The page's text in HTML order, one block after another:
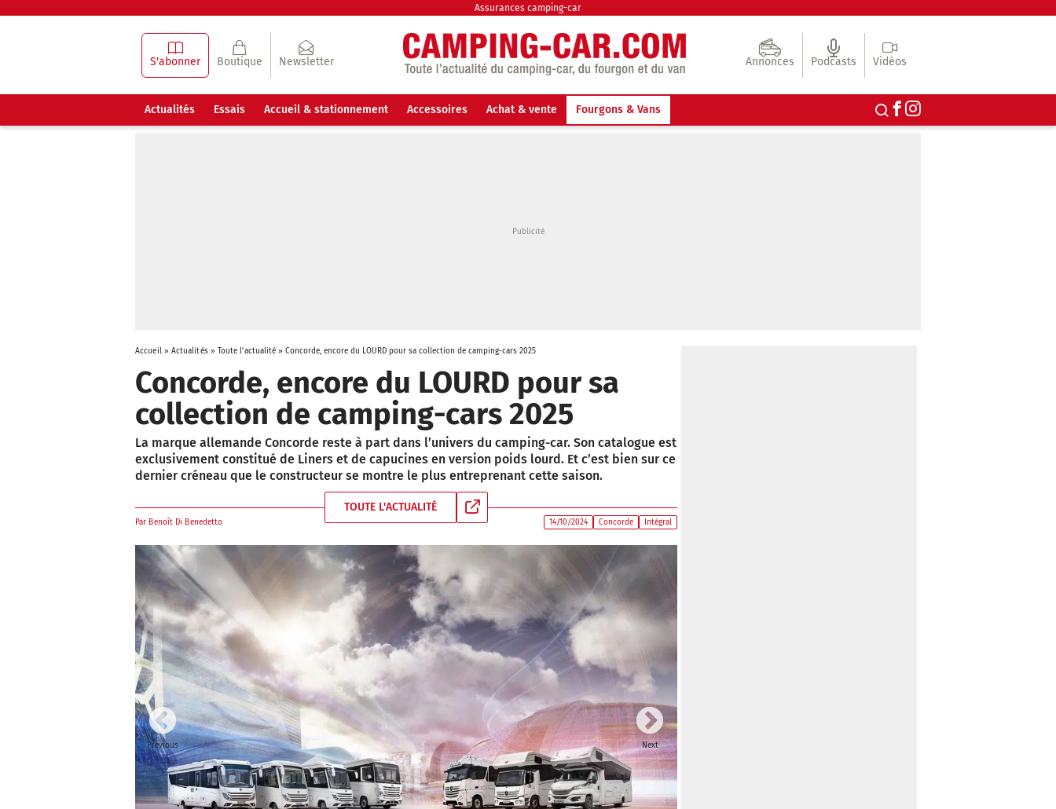
Assurances camping-car
S'abonner Boutique Newsletter Annonces Podcasts Vidéos
Actualités Essais Accueil & stationnement Accessoires Achat & vente Fourgons & Vans
Accueil» Actualités» Toute l'actualité »Concorde, encore du LOURD pour sa collection de camping-cars 2025
Concorde, encore du LOURD pour sa
collection de camping-cars 2025
La marque allemande Concorde reste à part dans l’univers du camping-­car. Son catalogue est
exclusivement constitué de Liners et de capucines en version poids lourd. Et c’est bien sur ce
dernier créneau que le constructeur se montre le plus entreprenant cette saison.
TOUTE L'ACTUALITÉ
Par Benoît Di Benedetto 14/10/2024 Concorde Intégral
Previous Next